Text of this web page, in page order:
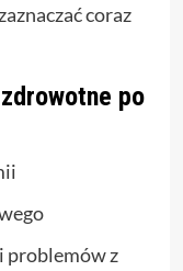
coraz
po
problemów z